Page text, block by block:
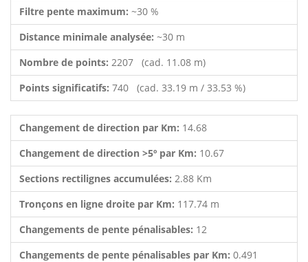
Filtre pente maximum: ~30 %
Distance minimale analysée: ~30 m
Nombre de points: 2207 (cad. 11.08 m)
Points significatifs: 740 (cad. 33.19 m / 33.53 %)
Changement de direction par Km: 14.68
Changement de direction >5º par Km: 10.67
Sections rectilignes accumulées: 2.88 Km
Tronçons en ligne droite par Km: 117.74 m
Changements de pente pénalisables: 12
Changements de pente pénalisables par Km: 0.491